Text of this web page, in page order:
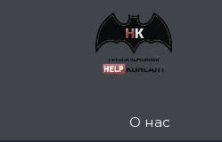
О нас